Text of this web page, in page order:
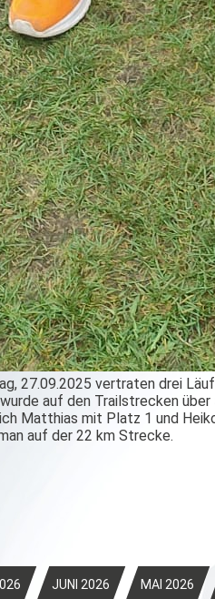
27.09.2025 vertraten drei
auf den Trailstrecken
Matthias mit Platz 1 und
auf der 22 km Strecke.
JUNI 2026 MAI 2026